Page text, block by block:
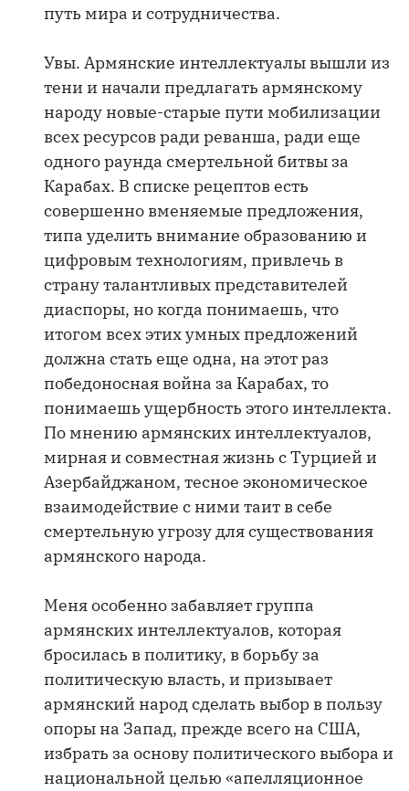
путь мира и сотрудничества.
Увы. Армянские интеллектуалы вышли из
тени и начали предлагать армянскому
народу новые-старые пути мобилизации
всех ресурсов ради реванша, ради еще
одного раунда смертельной битвы за
Карабах. В списке рецептов есть
совершенно вменяемые предложения,
типа уделить внимание образованию и
цифровым технологиям, привлечь в
страну талантливых представителей
диаспоры, но когда понимаешь, что
итогом всех этих умных предложений
должна стать еще одна, на этот раз
победоносная война за Карабах, то
понимаешь ущербность этого интеллекта.
По мнению армянских интеллектуалов,
мирная и совместная жизнь с Турцией и
Азербайджаном, тесное экономическое
взаимодействие с ними таит в себе
смертельную угрозу для существования
армянского народа.
Меня особенно забавляет группа
армянских интеллектуалов, которая
бросилась в политику, в борьбу за
политическую власть, и призывает
армянский народ сделать выбор в пользу
опоры на Запад, прежде всего на США,
избрать за основу политического выбора и
национальной целью «апелляционное